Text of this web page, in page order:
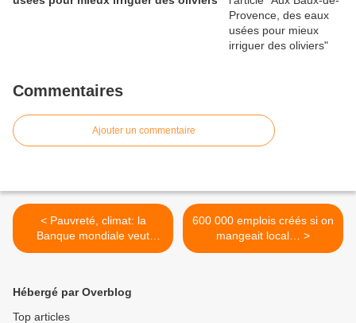
Commentaires
Ajouter un commentaire
< Pauvreté, climat: la
Banque mondiale veut
exister face aux pays
600 000 emplois créés si on
mangeait local… >
Hébergé par Overblog
Top articles